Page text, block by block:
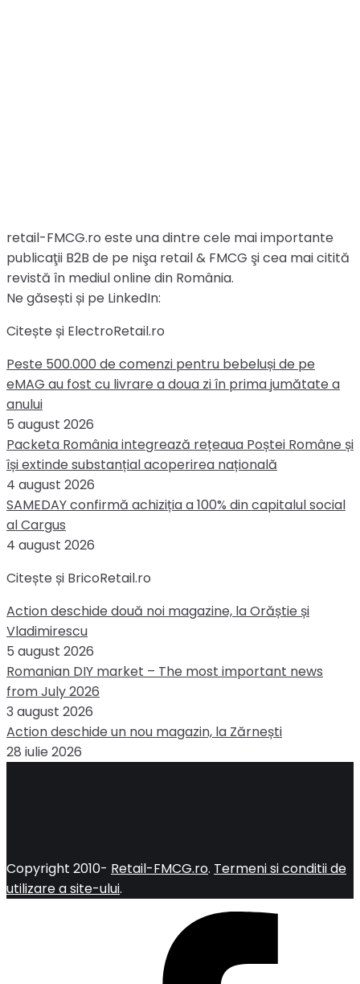
retail-FMCG.ro este una dintre cele mai importante
publicaţii B2B de pe nişa retail & FMCG şi cea mai citită
revistă în mediul online din România.
Ne găsești și pe LinkedIn:
Citește și ElectroRetail.ro
Peste 500.000 de comenzi pentru bebeluși de pe
eMAG au fost cu livrare a doua zi în prima jumătate a
anului
5 august 2026
Packeta România integrează rețeaua Poștei Române și
își extinde substanțial acoperirea națională
4 august 2026
SAMEDAY confirmă achiziția a 100% din capitalul social
al Cargus
4 august 2026
Citește și BricoRetail.ro
Action deschide două noi magazine, la Orăștie și
Vladimirescu
5 august 2026
Romanian DIY market – The most important news
from July 2026
3 august 2026
Action deschide un nou magazin, la Zărnești
28 iulie 2026
Copyright 2010- Retail-FMCG.ro. Termeni si conditii de
utilizare a site-ului.